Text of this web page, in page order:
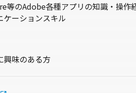
のAdobe各種アプリの知識・操作
興味のある方